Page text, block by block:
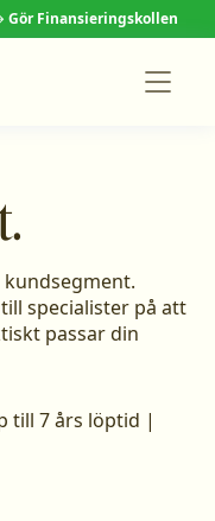
Gör Finansieringskollen
kundsegment.
specialister på att
passar din
till 7 års löptid |